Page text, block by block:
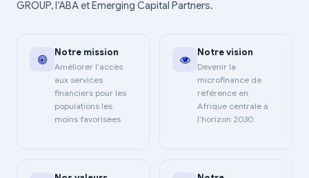
GROUP, l’ABA et Emerging Capital Partners.
Notre mission
Améliorer l’accès
aux services
financiers pour les
populations les
moins favorisées.
Notre vision
Devenir la
microfinance de
référence en
Afrique centrale à
l’horizon 2030.